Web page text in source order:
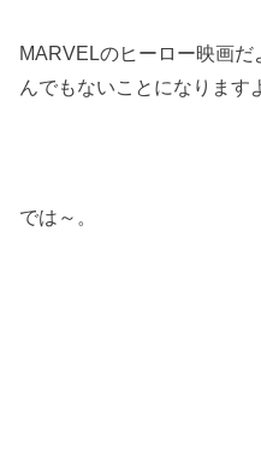
MARVELのヒーロー映画だ
んでもないことになります
では～。